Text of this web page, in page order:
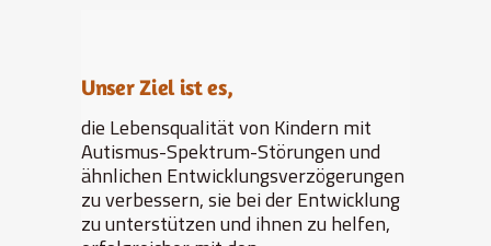
Unser Ziel ist es,
die Lebensqualität von Kindern mit
Autismus-Spektrum-Störungen und
ähnlichen Entwicklungsverzögerungen
zu verbessern, sie bei der Entwicklung
zu unterstützen und ihnen zu helfen,